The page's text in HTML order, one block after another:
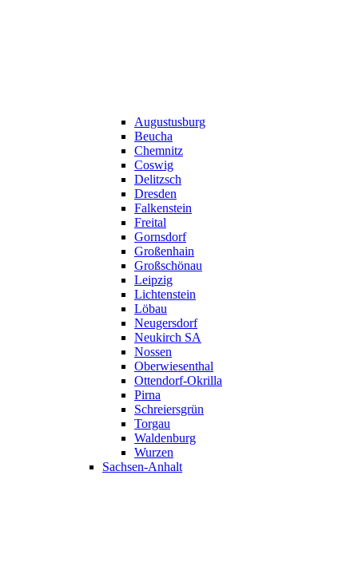
Augustusburg
Beucha
Chemnitz
Coswig
Delitzsch
Dresden
Falkenstein
Freital
Gornsdorf
Großenhain
Großschönau
Leipzig
Lichtenstein
Löbau
Neugersdorf
Neukirch SA
Nossen
Oberwiesenthal
Ottendorf-Okrilla
Pirna
Schreiersgrün
Torgau
Waldenburg
Wurzen
Sachsen-Anhalt